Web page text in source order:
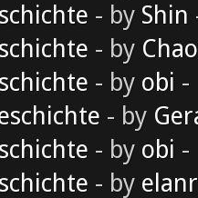
- by Shin
- by
- by obi -
- by
- by obi -
- by